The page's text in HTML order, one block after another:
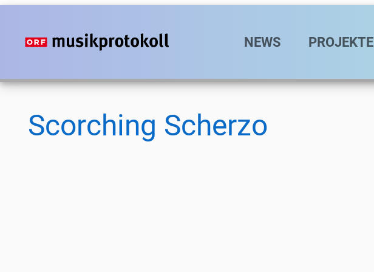
Direkt
Inhalt
Hauptnavigation
NEWS PROJEKTE
Scorching Scherzo